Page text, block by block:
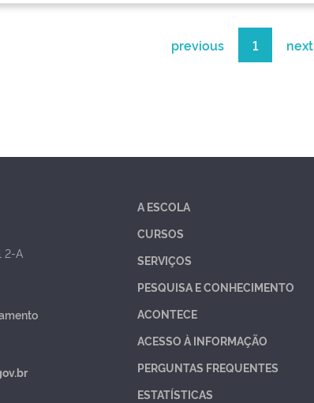
previous 1 next
2-A
A ESCOLA
CURSOS
SERVIÇOS
PESQUISA E CONHECIMENTO
ACONTECE
ACESSO À INFORMAÇÃO
PERGUNTAS FREQUENTES
ESTATÍSTICAS